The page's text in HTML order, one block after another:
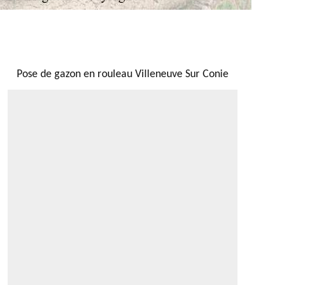
Pose de gazon en rouleau Villeneuve Sur Conie